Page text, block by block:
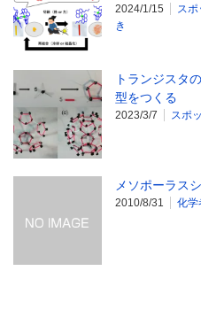
2024/1/15 ス
き
トランジスタ
型をつくる
2023/3/7 スポ
メソポーラス
2010/8/31 化学